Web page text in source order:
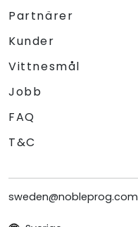
Partnärer
Kunder
Vittnesmål
Jobb
FAQ
T&C
sweden@nobleprog.com